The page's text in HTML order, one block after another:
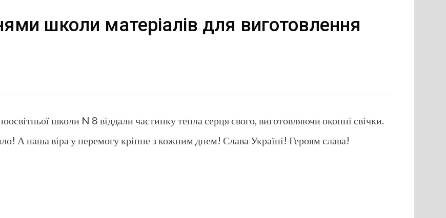
школи матеріалів для виготовлення
школи N 8 віддали частинку тепла серця свого, виготовляючи окопні свічки.
А наша віра у перемогу кріпне з кожним днем! Слава Україні! Героям слава!